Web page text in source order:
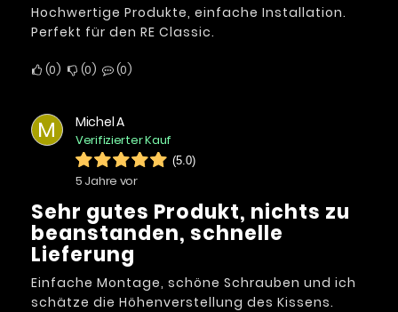
Hochwertige Produkte, einfache Installation.
Perfekt für den RE Classic.
0 0 0
M Michel A
Verifizierter Kauf
(5.0)
5 Jahre vor
Sehr gutes Produkt, nichts zu
beanstanden, schnelle
Lieferung
Einfache Montage, schöne Schrauben und ich
schätze die Höhenverstellung des Kissens.